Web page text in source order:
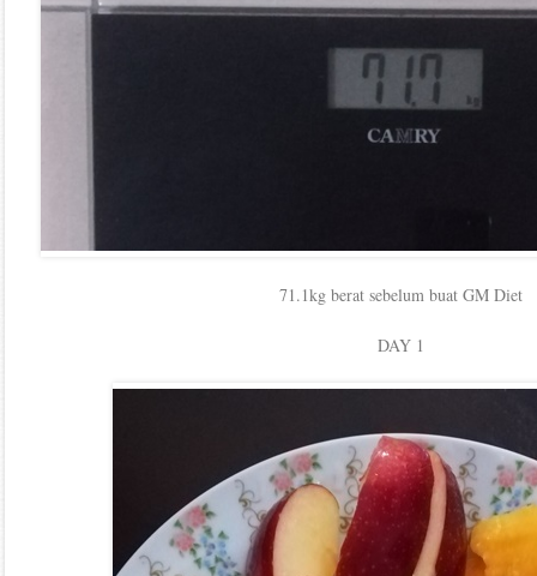
71.1kg berat sebelum buat GM Diet
DAY 1